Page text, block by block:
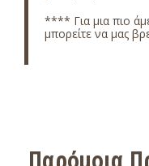
**** Για μια πιο
μπορείτε να μας